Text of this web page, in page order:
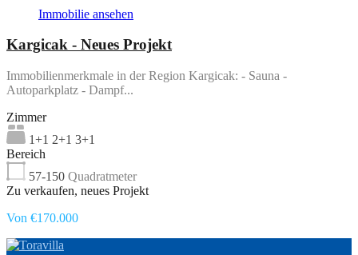
Immobilie ansehen
Kargicak - Neues Projekt
Immobilienmerkmale in der Region Kargicak: - Sauna -
Autoparkplatz - Dampf...
Zimmer
1+1 2+1 3+1
Bereich
57-150 Quadratmeter
Zu verkaufen, neues Projekt
Von €170.000